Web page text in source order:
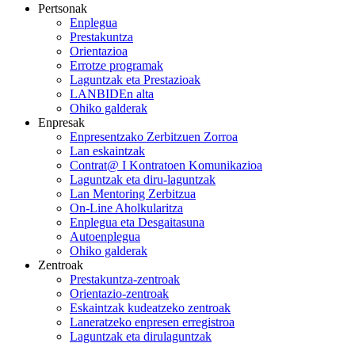
Pertsonak
Enplegua
Prestakuntza
Orientazioa
Errotze programak
Laguntzak eta Prestazioak
LANBIDEn alta
Ohiko galderak
Enpresak
Enpresentzako Zerbitzuen Zorroa
Lan eskaintzak
Contrat@ I Kontratoen Komunikazioa
Laguntzak eta diru-laguntzak
Lan Mentoring Zerbitzua
On-Line Aholkularitza
Enplegua eta Desgaitasuna
Autoenplegua
Ohiko galderak
Zentroak
Prestakuntza-zentroak
Orientazio-zentroak
Eskaintzak kudeatzeko zentroak
Laneratzeko enpresen erregistroa
Laguntzak eta dirulaguntzak